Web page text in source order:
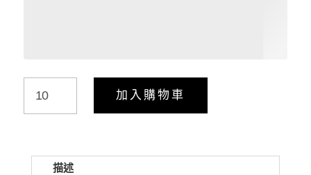
Garden
菜
加入購物車
描述